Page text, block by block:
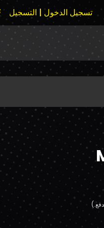
تسجيل الدخول | التسجيل